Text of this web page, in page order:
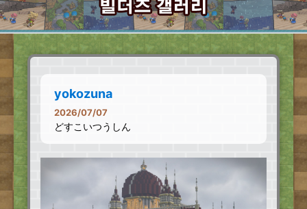
yokozuna
2026/07/07
どすこいつうしん